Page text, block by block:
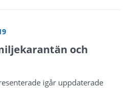
och
igår uppdaterade